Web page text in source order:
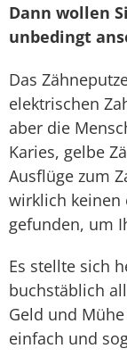
Dann wollen
unbedingt
Das
elektrischen
aber die
Karies, gelbe
Ausflüge zum
wirklich keinen
gefunden, um
Es stellte sich
buchstäblich
Geld und
einfach und